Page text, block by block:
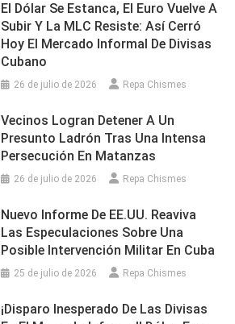
El Dólar Se Estanca, El Euro Vuelve A
Subir Y La MLC Resiste: Así Cerró
Hoy El Mercado Informal De Divisas
Cubano
26 de julio de 2026 Repa Chismes
Vecinos Logran Detener A Un
Presunto Ladrón Tras Una Intensa
Persecución En Matanzas
26 de julio de 2026 Repa Chismes
Nuevo Informe De EE.UU. Reaviva
Las Especulaciones Sobre Una
Posible Intervención Militar En Cuba
25 de julio de 2026 Repa Chismes
¡Disparo Inesperado De Las Divisas